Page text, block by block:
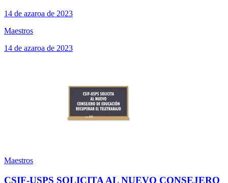
14 de azaroa de 2023
Maestros
14 de azaroa de 2023
Maestros
CSIF-USPS SOLICITA AL NUEVO CONSEJERO